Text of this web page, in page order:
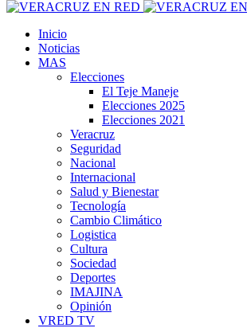
Inicio
Noticias
MAS
Elecciones
El Teje Maneje
Elecciones 2025
Elecciones 2021
Veracruz
Seguridad
Nacional
Internacional
Salud y Bienestar
Tecnología
Cambio Climático
Logistica
Cultura
Sociedad
Deportes
IMAJINA
Opinión
VRED TV